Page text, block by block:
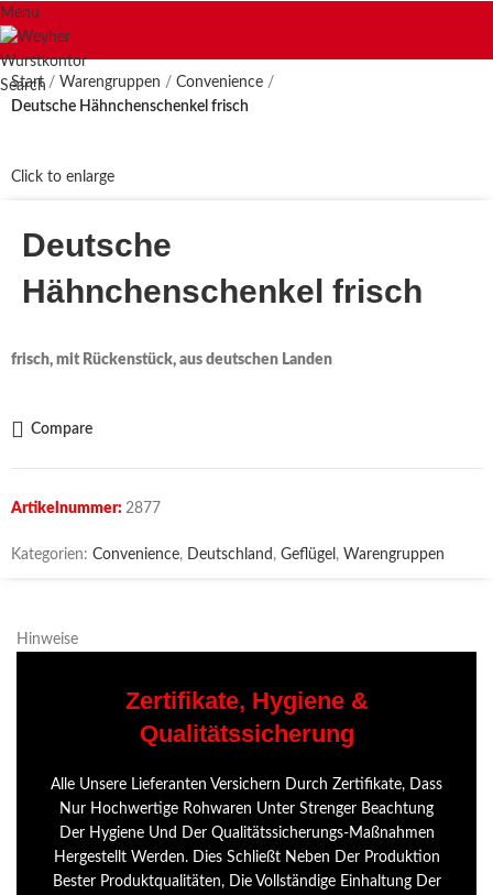
Menu
Search
Start Warengruppen
Convenience
Deutsche Hähnchenschenkel frisch
Click to enlarge
Deutsche
Hähnchenschenkel frisch
frisch, mit Rückenstück, aus deutschen Landen
Compare
Artikelnummer: 2877
Kategorien: Convenience, Deutschland , Geflügel , Warengruppen
Hinweise
Zertifikate, Hygiene &
Qualitätssicherung
Alle Unsere Lieferanten Versichern Durch Zertifikate, Dass
Nur Hochwertige Rohwaren Unter Strenger Beachtung
Der Hygiene Und Der Qualitätssicherungs-Maßnahmen
Hergestellt Werden. Dies Schließt Neben Der Produktion
Bester Produktqualitäten, Die Vollständige Einhaltung Der